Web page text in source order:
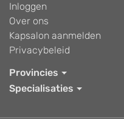
Inloggen
Over ons
Kapsalon aanmelden
Privacybeleid
Provincies
Specialisaties